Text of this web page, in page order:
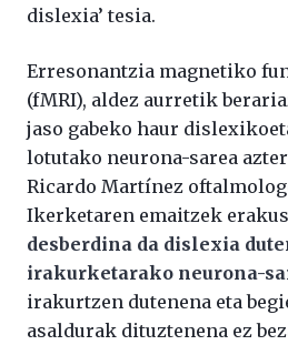
dislexia’ tesia.
Erresonantzia magnetiko
(fMRI), aldez aurretik
jaso gabeko haur
lotutako neurona-sarea
Ricardo Martínez
Ikerketaren emaitzek
desberdina da dislexia
irakurketarako neurona-
irakurtzen dutenena eta
asaldurak dituztenena ez